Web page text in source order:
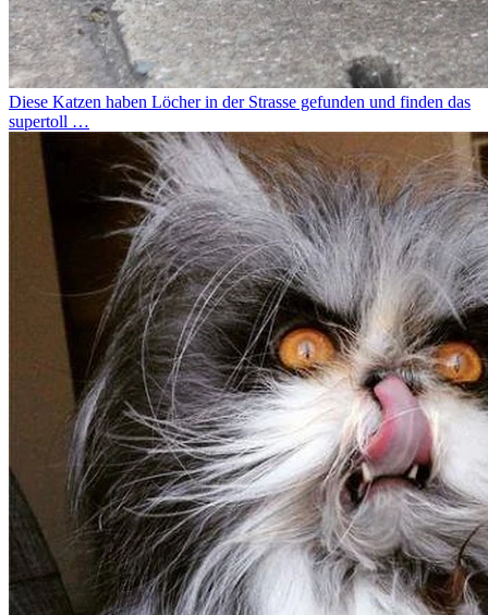
Diese Katzen haben Löcher in der Strasse gefunden und finden das
supertoll …